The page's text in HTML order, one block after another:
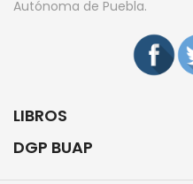
Autónoma de Puebla.
LIBROS
DGP BUAP